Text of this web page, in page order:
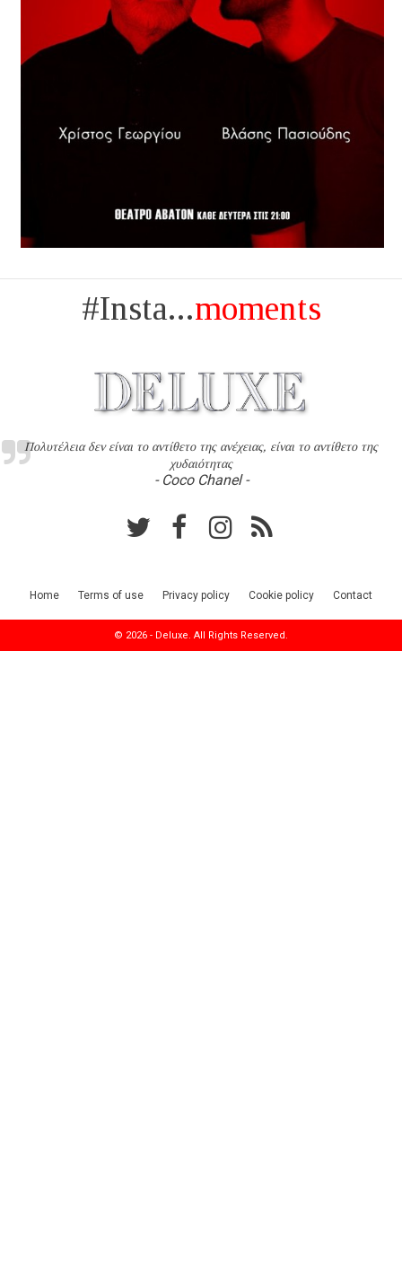
#Insta...moments
Πολυτέλεια δεν είναι το αντίθετο της ανέχειας, είναι το αντίθετο της
χυδαιότητας
- Coco Chanel -
Home Terms of use Privacy policy Cookie policy Contact
© 2026 - Deluxe. All Rights Reserved.